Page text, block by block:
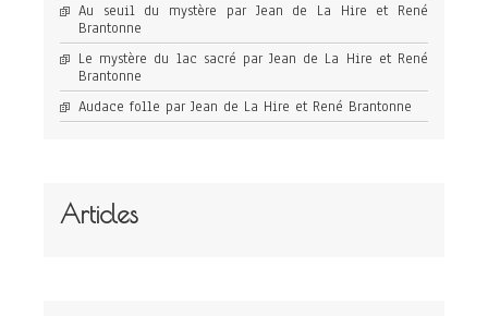
Au seuil du mystère par Jean de La Hire et René
Brantonne
Le mystère du lac sacré par Jean de La Hire et René
Brantonne
Audace folle par Jean de La Hire et René Brantonne
Articles